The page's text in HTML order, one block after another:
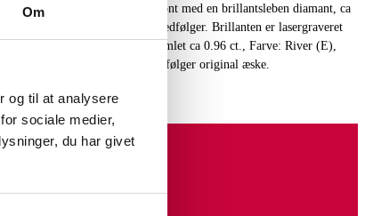
Om
og til at analysere
sociale medier,
du har givet
certifikat til denne brillant medfølger. Brillanten er lasergraveret
brillanter på hver side, samlet ca 0.96 ct., Farve: River (E),
i ringen: 25802608. Der medfølger original æske.